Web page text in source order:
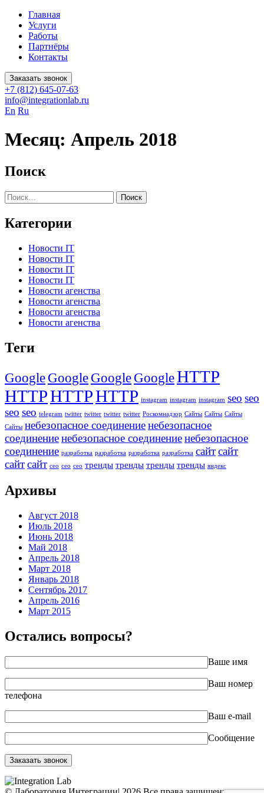
Главная
Услуги
Работы
Партнёры
Контакты
Заказать звонок
+7 (812) 645-07-63
info@integrationlab.ru
En Ru
Месяц: Апрель 2018
Поиск
Найти:
Категории
Новости IT
Новости IT
Новости IT
Новости IT
Новости агенства
Новости агенства
Новости агенства
Новости агенства
Теги
Google Google Google GoogleHTTP
HTTPHTTPHTTP instagram instagram instagram seo seo
seo seo telegram twitter twitter twitter twitter Роскомнадзор Сайты Сайты Сайты
Сайты небезопасное соединениенебезопасное
соединениенебезопасное соединениенебезопасное
соединение разработка разработка разработка разработка сайтсайт
сайтсайт сео сео сео тренды тренды тренды тренды яндекс
Архивы
Август 2018
Июль 2018
Июнь 2018
Май 2018
Апрель 2018
Март 2018
Январь 2018
Сентябрь 2017
Апрель 2016
Март 2015
Остались вопросы?
Ваше имя
Ваш номер
телефона
Ваш e-mail
Сообщение